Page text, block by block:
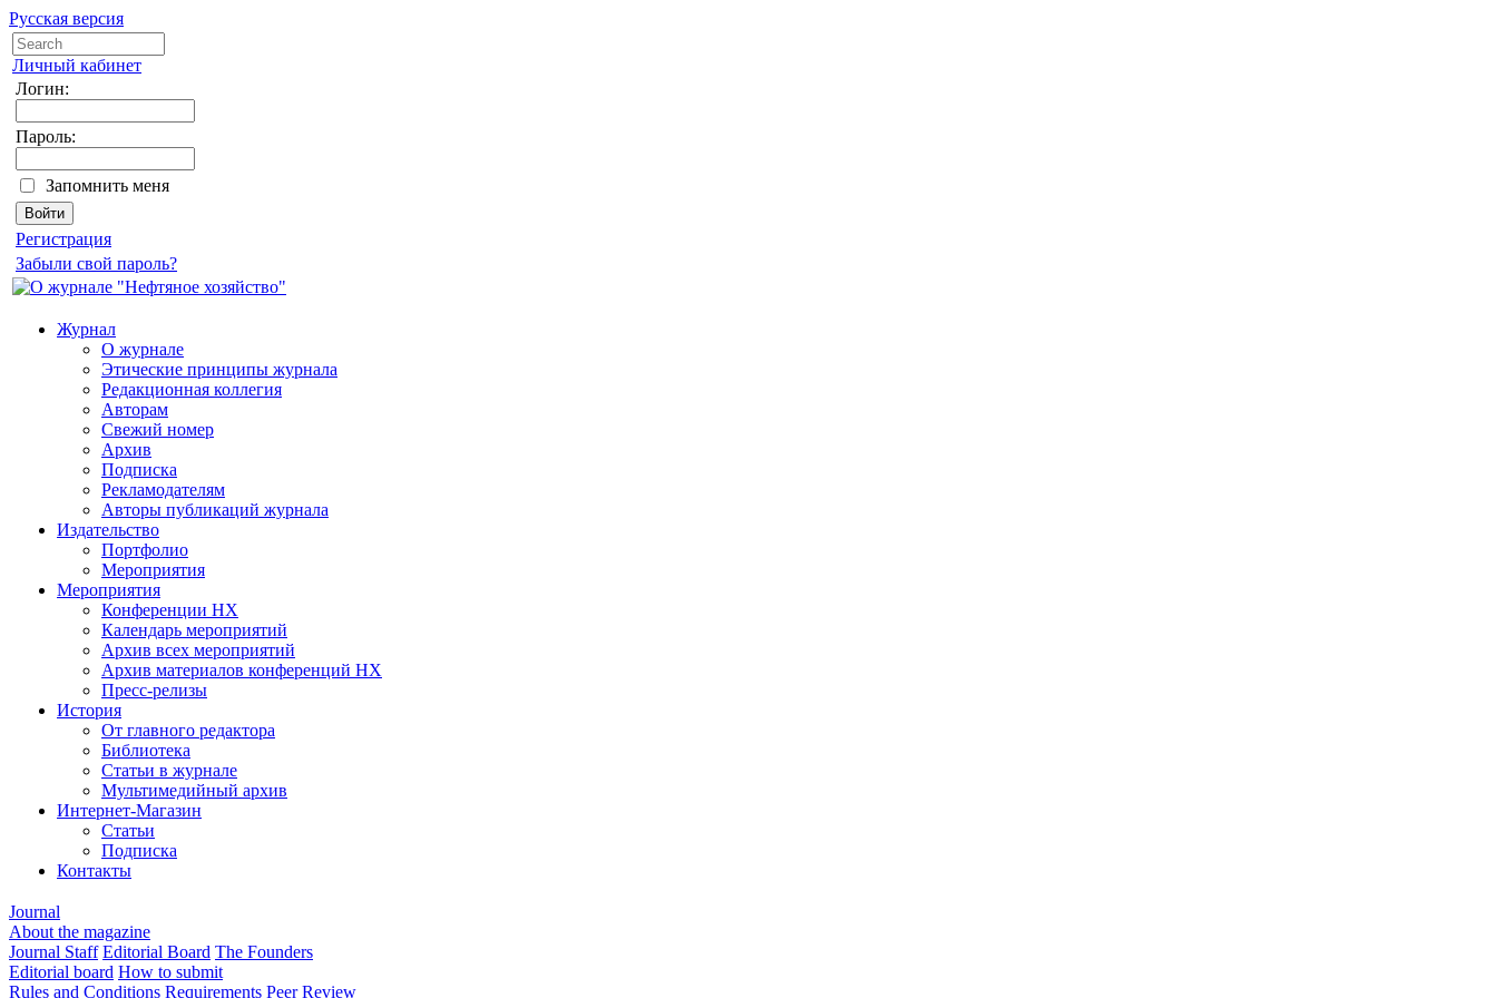
Русская версия
Личный кабинет
Логин:
Пароль:
Запомнить меня
Регистрация
Забыли свой пароль?
Журнал
О журнале
Этические принципы журнала
Редакционная коллегия
Авторам
Свежий номер
Архив
Подписка
Рекламодателям
Авторы публикаций журнала
Издательство
Портфолио
Мероприятия
Мероприятия
Конференции НХ
Календарь мероприятий
Архив всех мероприятий
Архив материалов конференций НХ
Пресс-релизы
История
От главного редактора
Библиотека
Статьи в журнале
Мультимедийный архив
Интернет-Магазин
Статьи
Подписка
Контакты
Journal
About the magazine
Journal Staff Editorial Board The Founders
Editorial board How to submit
Rules and Conditions Requirements Peer Review